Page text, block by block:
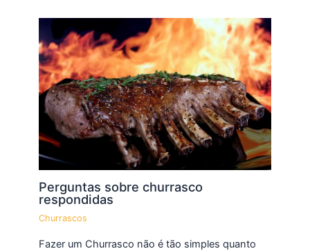
Perguntas sobre churrasco
respondidas
Churrascos
Fazer um Churrasco não é tão simples quanto